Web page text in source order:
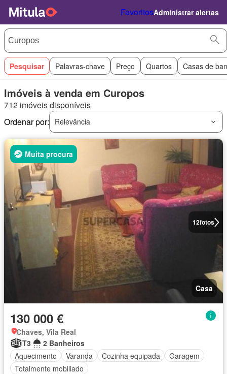
FavoritosAdministrar alertas
Pesquisar Palavras-chave Preço Quartos Casas de
Imóveis à venda em Curopos
712 imóveis disponíveis
Ordenar por:
Relevância
12fotos
Muita procura
Casa
130 000 €
Chaves, Vila Real
T3
2 Banheiros
Aquecimento
Varanda Cozinha equipada
Garagem
Totalmente mobiliado